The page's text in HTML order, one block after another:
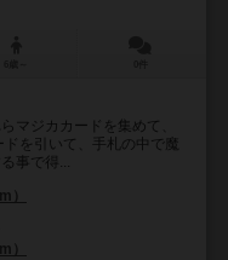
マジカカードを集めて、
を引いて、手札の中で魔
事で得...
）
）